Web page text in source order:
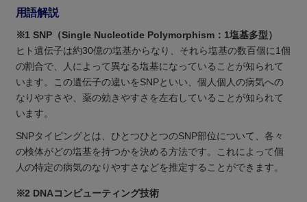
用語解説
※1 SNP（Single Nucleotide Polymorphism：1塩基多型）
ヒト遺伝子は約30億の塩基からなり、それら塩基の数百個に1個
の割合で、人によって異なる塩基になっていることが知られて
います。この遺伝子の違いをSNPといい、個人個人の病気への
なりやすさや、薬の効きやすさを左右していることが知られて
います。
SNPタイピングとは、ひとつひとつのSNP部位について、各々
の検体がどの塩基を持つかを決める方法です。これによって個
人の特定の病気のなりやすさなどを推定することができます。
※2 DNAコンピューティング技術